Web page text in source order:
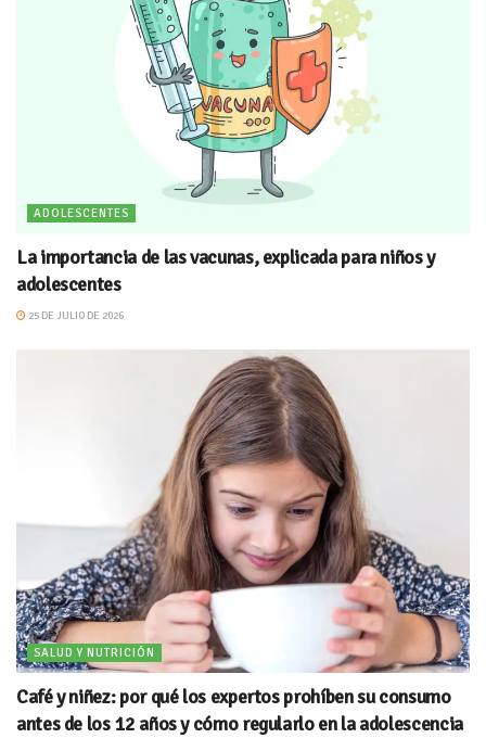
ADOLESCENTES
La importancia de las vacunas, explicada para niños y
adolescentes
25 DE JULIO DE 2026
SALUD Y NUTRICIÓN
Café y niñez: por qué los expertos prohíben su consumo
antes de los 12 años y cómo regularlo en la adolescencia